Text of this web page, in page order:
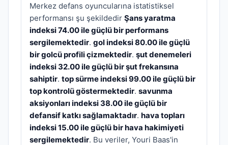
Merkez defans oyuncularına istatistiksel
performansı şu şekildedir Şans yaratma
indeksi 74.00 ile güçlü bir performans
sergilemektedir. gol indeksi 80.00 ile güçlü
bir golcü profili çizmektedir. şut denemeleri
indeksi 32.00 ile güçlü bir şut frekansına
sahiptir. top sürme indeksi 99.00 ile güçlü bir
top kontrolü göstermektedir. savunma
aksiyonları indeksi 38.00 ile güçlü bir
defansif katkı sağlamaktadır. hava topları
indeksi 15.00 ile güçlü bir hava hakimiyeti
sergilemektedir. Bu veriler, Youri Baas'in